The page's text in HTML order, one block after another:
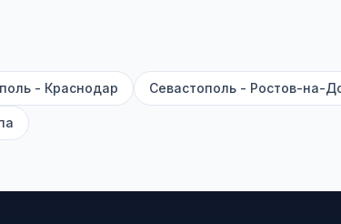
посадки, время и место прибытия,
BUSTRIP.PRO
- Краснодар Севастополь - Ростов-на-